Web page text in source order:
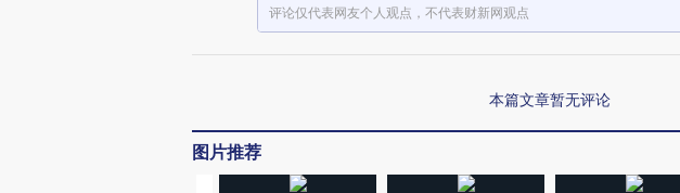
评论仅代表网友个人观点，不代表财新网观点
本篇文章暂无评论
图片推荐